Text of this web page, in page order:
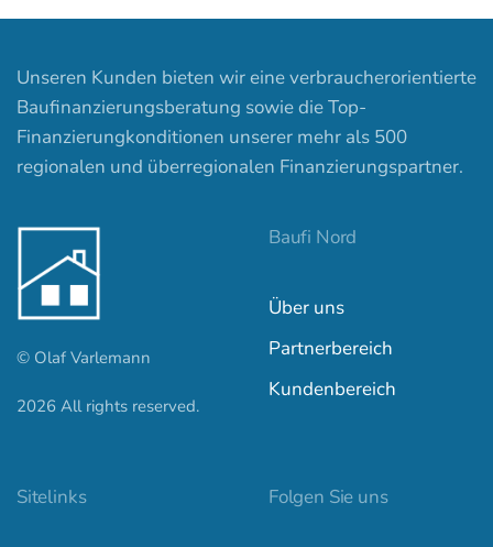
Unseren Kunden bieten wir eine verbraucherorientierte
Baufinanzierungsberatung sowie die Top-
Finanzierungkonditionen unserer mehr als 500
regionalen und überregionalen Finanzierungspartner.
© Olaf Varlemann
2026 All rights reserved.
Baufi Nord
Über uns
Partnerbereich
Kundenbereich
Sitelinks Folgen Sie uns
baufi-nord.de